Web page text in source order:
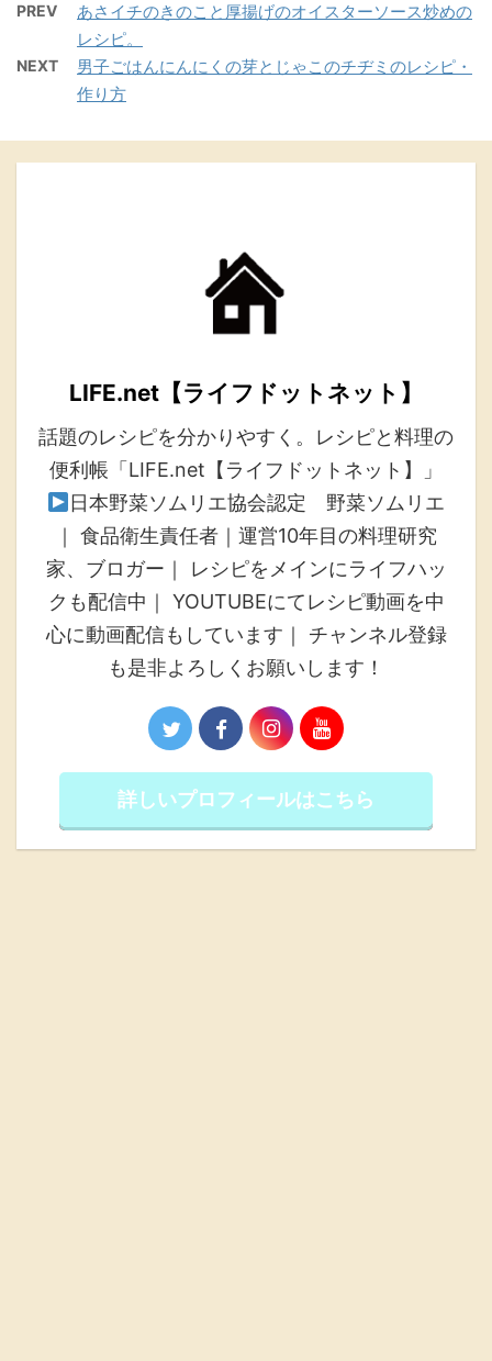
PREV
あさイチのきのこと厚揚げのオイスターソース炒めの
レシピ。
NEXT
男子ごはんにんにくの芽とじゃこのチヂミのレシピ・
作り方
LIFE.net【ライフドットネット】
話題のレシピを分かりやすく。レシピと料理の
便利帳「LIFE.net【ライフドットネット】」
日本野菜ソムリエ協会認定 野菜ソムリエ
｜ 食品衛生責任者｜運営10年目の料理研究
家、ブロガー｜ レシピをメインにライフハッ
クも配信中｜ YOUTUBEにてレシピ動画を中
心に動画配信もしています｜ チャンネル登録
も是非よろしくお願いします！
詳しいプロフィールはこちら